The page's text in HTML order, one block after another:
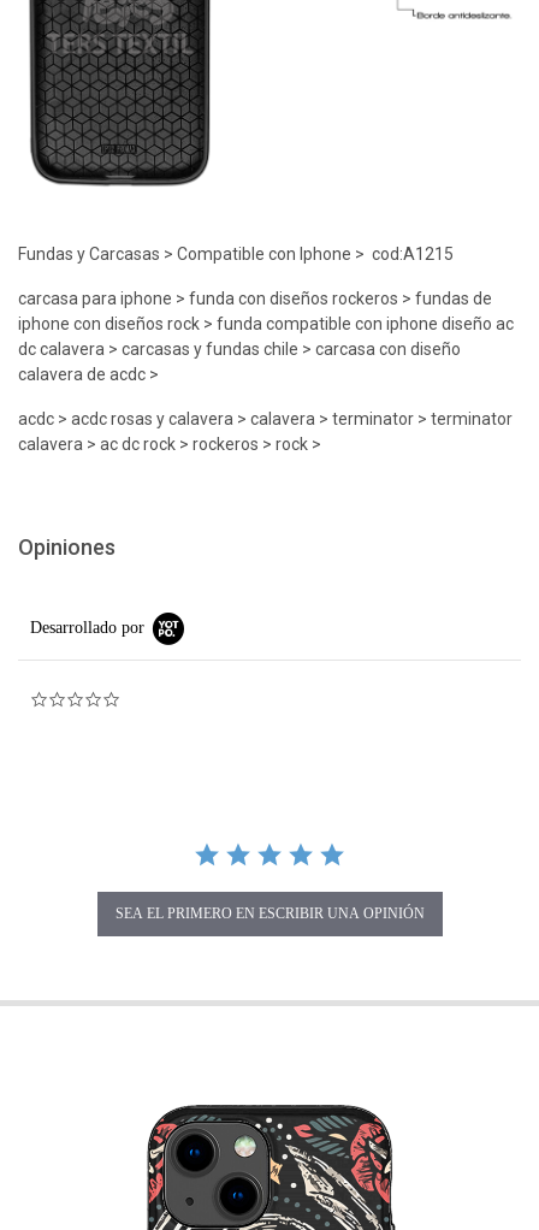
Fundas y Carcasas > Compatible con Iphone > cod:A1215
carcasa para iphone > funda con diseños rockeros > fundas de
iphone con diseños rock > funda compatible con iphone diseño ac
dc calavera > carcasas y fundas chile > carcasa con diseño
calavera de acdc >
acdc > acdc rosas y calavera > calavera > terminator > terminator
calavera > ac dc rock > rockeros > rock >
Opiniones
Desarrollado por
SEA EL PRIMERO EN ESCRIBIR UNA OPINIÓN